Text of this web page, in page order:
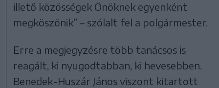
illető közösségek Önöknek egyenként
megköszönik” – szólalt fel a polgármester.
Erre a megjegyzésre több tanácsos is
reagált, ki nyugodtabban, ki hevesebben.
Benedek-Huszár János viszont kitartott